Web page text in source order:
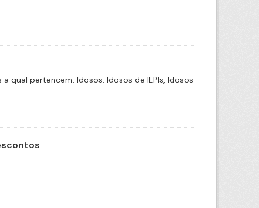
qual pertencem. Idosos: Idosos de ILPIs, Idosos